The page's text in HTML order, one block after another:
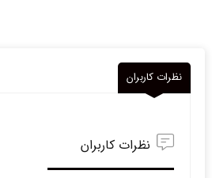
نظرات کاربران
نظرات کاربران